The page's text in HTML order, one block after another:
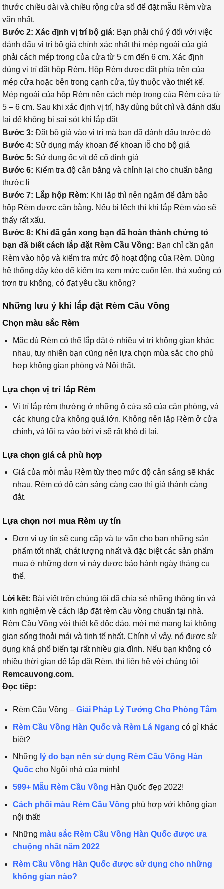
thước chiều dài và chiều rộng cửa sổ để đặt mẫu Rèm vừa
vặn nhất.
Bước 2: Xác định vị trí bộ giá: Bạn phải chú ý đối với việc
đánh dấu vị trí bộ giá chính xác nhất thì mép ngoài của giá
phải cách mép trong của cửa từ 5 cm đến 6 cm. Xác định
đúng vị trí đặt hộp Rèm. Hộp Rèm được đặt phía trên của
mép cửa hoặc bên trong cạnh cửa, tùy thuộc vào thiết kế.
Mép ngoài của hộp Rèm nên cách mép trong của Rèm cửa từ
5 – 6 cm. Sau khi xác định vị trí, hãy dùng bút chì và đánh dấu
lại để không bị sai sót khi lắp đặt
Bước 3: Đặt bộ giá vào vị trí mà bạn đã đánh dấu trước đó
Bước 4: Sử dụng máy khoan để khoan lỗ cho bộ giá
Bước 5: Sử dụng ốc vít để cố định giá
Bước 6: Kiểm tra độ cân bằng và chỉnh lại cho chuẩn bằng
thước li
Bước 7: Lắp hộp Rèm: Khi lắp thì nên ngắm để đảm bảo
hộp Rèm được cân bằng. Nếu bị lệch thì khi lắp Rèm vào sẽ
thấy rất xấu.
Bước 8: Khi đã gắn xong bạn đã hoàn thành chứng tỏ
bạn đã biết cách lắp đặt Rèm Cầu Vồng: Bạn chỉ cần gắn
Rèm vào hộp và kiểm tra mức độ hoạt động của Rèm. Dùng
hệ thống dây kéo để kiểm tra xem mức cuốn lên, thả xuống có
trơn tru không, có đạt yêu cầu không?
Những lưu ý khi lắp đặt Rèm Cầu Vồng
Chọn màu sắc Rèm
Mặc dù Rèm có thể lắp đặt ở nhiều vị trí không gian khác
nhau, tuy nhiên bạn cũng nên lựa chọn mùa sắc cho phù
hợp không gian phòng và Nội thất.
Lựa chọn vị trí lắp Rèm
Vị trí lắp rèm thường ở những ô cửa sổ của căn phòng, và
các khung cửa không quá lớn. Không nên lắp Rèm ở cửa
chính, và lối ra vào bời vì sẽ rất khó đi lại.
Lựa chọn giá cả phù hợp
Giá của mỗi mẫu Rèm tùy theo mức độ cản sáng sẽ khác
nhau. Rèm có độ cản sáng càng cao thì giá thành càng
đắt.
Lựa chọn nơi mua Rèm uy tín
Đơn vị uy tín sẽ cung cấp và tư vấn cho bạn những sản
phẩm tốt nhất, chát lượng nhất và đặc biệt các sản phẩm
mua ở những đơn vị này được bảo hành ngày tháng cụ
thể.
Lời kết: Bài viết trên chúng tôi đã chia sẻ những thông tin và
kinh nghiệm về cách lắp đặt rèm cầu vồng chuẩn tại nhà.
Rèm Cầu Vồng với thiết kế độc đáo, mới mẻ mang lại không
gian sống thoải mái và tinh tế nhất. Chính vì vậy, nó được sử
dụng khá phổ biến tại rất nhiều gia đình. Nếu bạn không có
nhiều thời gian để lắp đặt Rèm, thì liên hệ với chúng tôi
Remcauvong.com.
Đọc tiếp:
Rèm Cầu Vồng – Giải Pháp Lý Tưởng Cho Phòng Tắm
Rèm Cầu Vồng Hàn Quốc và Rèm Lá Ngang có gì khác
biệt?
Những lý do bạn nên sử dụng Rèm Cầu Vồng Hàn
Quốccho Ngôi nhà của mình!
599+ Mẫu Rèm Cầu Vồng Hàn Quốc đẹp 2022!
Cách phối màu Rèm Cầu Vồng phù hợp với không gian
nội thất!
Những màu sắc Rèm Cầu Vồng Hàn Quốc được ưa
chuộng nhất năm 2022
Rèm Cầu Vồng Hàn Quốc được sử dụng cho những
không gian nào?